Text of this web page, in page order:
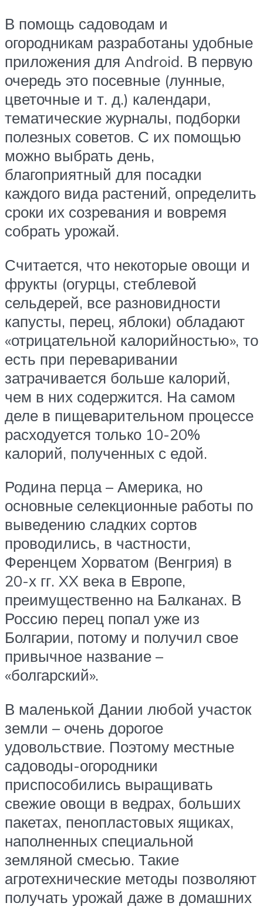
В помощь садоводам и
огородникам разработаны удобные
приложения для Android. В первую
очередь это посевные (лунные,
цветочные и т. д.) календари,
тематические журналы, подборки
полезных советов. С их помощью
можно выбрать день,
благоприятный для посадки
каждого вида растений, определить
сроки их созревания и вовремя
собрать урожай.
Считается, что некоторые овощи и
фрукты (огурцы, стеблевой
сельдерей, все разновидности
капусты, перец, яблоки) обладают
«отрицательной калорийностью», то
есть при переваривании
затрачивается больше калорий,
чем в них содержится. На самом
деле в пищеварительном процессе
расходуется только 10-20%
калорий, полученных с едой.
Родина перца – Америка, но
основные селекционные работы по
выведению сладких сортов
проводились, в частности,
Ференцем Хорватом (Венгрия) в
20-х гг. XX века в Европе,
преимущественно на Балканах. В
Россию перец попал уже из
Болгарии, потому и получил свое
привычное название –
«болгарский».
В маленькой Дании любой участок
земли – очень дорогое
удовольствие. Поэтому местные
садоводы-огородники
приспособились выращивать
свежие овощи в ведрах, больших
пакетах, пенопластовых ящиках,
наполненных специальной
земляной смесью. Такие
агротехнические методы позволяют
получать урожай даже в домашних